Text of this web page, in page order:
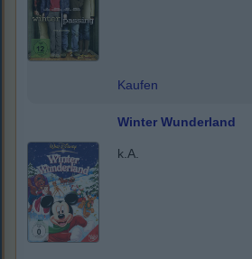
Kaufen
Winter Wunderland
k.A.